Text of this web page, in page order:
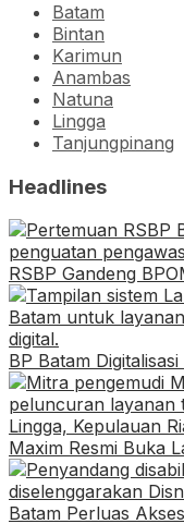
Batam
Bintan
Karimun
Anambas
Natuna
Lingga
Tanjungpinang
Headlines
RSBP Gandeng
BP Batam
Maxim Resmi Buka
Batam Perluas